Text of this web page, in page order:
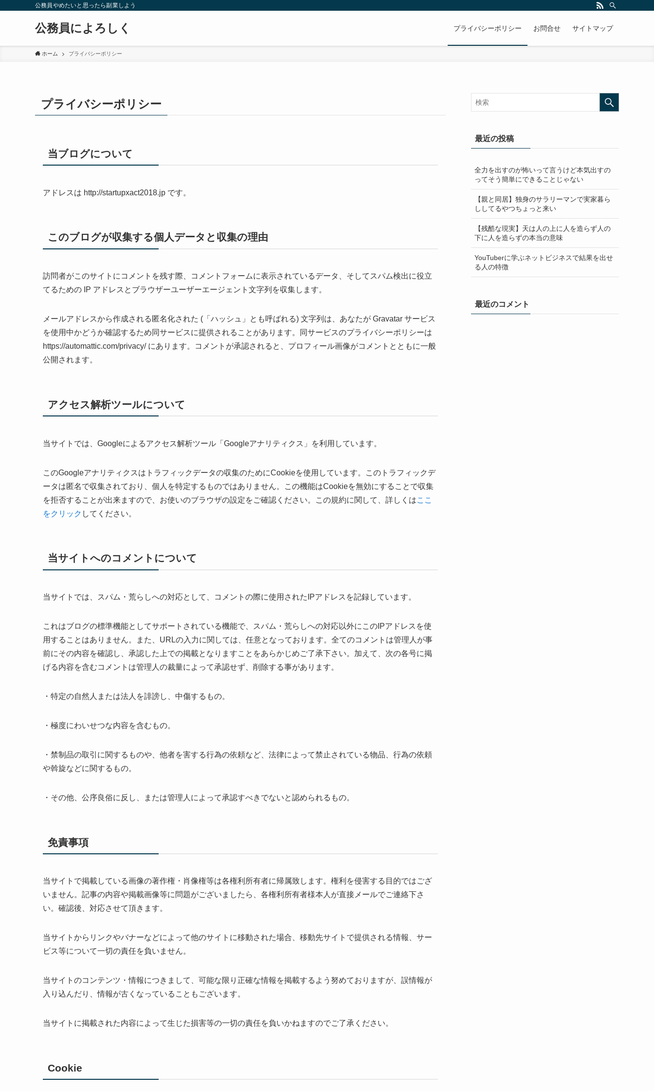
公務員やめたいと思ったら副業しよう
公務員によろしく プライバシーポリシー お問合せ サイトマップ
ホーム プライバシーポリシー
プライバシーポリシー
当ブログについて
アドレスは http://startupxact2018.jp です。
このブログが収集する個人データと収集の理由
訪問者がこのサイトにコメントを残す際、コメントフォームに表示されているデータ、そしてスパム検出に役立
てるための IP アドレスとブラウザーユーザーエージェント文字列を収集します。
メールアドレスから作成される匿名化された (「ハッシュ」とも呼ばれる) 文字列は、あなたが Gravatar サービス
を使用中かどうか確認するため同サービスに提供されることがあります。同サービスのプライバシーポリシーは
https://automattic.com/privacy/ にあります。コメントが承認されると、プロフィール画像がコメントとともに一般
公開されます。
アクセス解析ツールについて
当サイトでは、Googleによるアクセス解析ツール「Googleアナリティクス」を利用しています。
このGoogleアナリティクスはトラフィックデータの収集のためにCookieを使用しています。このトラフィックデ
ータは匿名で収集されており、個人を特定するものではありません。この機能はCookieを無効にすることで収集
を拒否することが出来ますので、お使いのブラウザの設定をご確認ください。この規約に関して、詳しくはここ
をクリック してください。
当サイトへのコメントについて
当サイトでは、スパム・荒らしへの対応として、コメントの際に使用されたIPアドレスを記録しています。
これはブログの標準機能としてサポートされている機能で、スパム・荒らしへの対応以外にこのIPアドレスを使
用することはありません。また、URLの入力に関しては、任意となっております。全てのコメントは管理人が事
前にその内容を確認し、承認した上での掲載となりますことをあらかじめご了承下さい。加えて、次の各号に掲
げる内容を含むコメントは管理人の裁量によって承認せず、削除する事があります。
・特定の自然人または法人を誹謗し、中傷するもの。
・極度にわいせつな内容を含むもの。
・禁制品の取引に関するものや、他者を害する行為の依頼など、法律によって禁止されている物品、行為の依頼
や斡旋などに関するもの。
・その他、公序良俗に反し、または管理人によって承認すべきでないと認められるもの。
免責事項
当サイトで掲載している画像の著作権・肖像権等は各権利所有者に帰属致します。権利を侵害する目的ではござ
いません。記事の内容や掲載画像等に問題がございましたら、各権利所有者様本人が直接メールでご連絡下さ
い。確認後、対応させて頂きます。
当サイトからリンクやバナーなどによって他のサイトに移動された場合、移動先サイトで提供される情報、サー
ビス等について一切の責任を負いません。
当サイトのコンテンツ・情報につきまして、可能な限り正確な情報を掲載するよう努めておりますが、誤情報が
入り込んだり、情報が古くなっていることもございます。
当サイトに掲載された内容によって生じた損害等の一切の責任を負いかねますのでご了承ください。
Cookie
最近の投稿
全力を出すのが怖いって言うけど本気出すの
ってそう簡単にできることじゃない
【親と同居】独身のサラリーマンで実家暮ら
ししてるやつちょっと来い
【残酷な現実】天は人の上に人を造らず人の
下に人を造らずの本当の意味
YouTuberに学ぶネットビジネスで結果を出せ
る人の特徴
最近のコメント